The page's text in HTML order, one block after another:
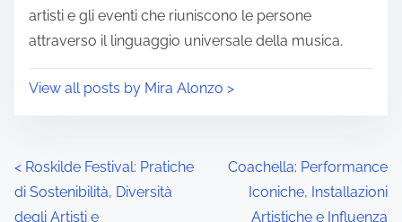
artisti e gli eventi che riuniscono le persone
attraverso il linguaggio universale della musica.
View all posts by Mira Alonzo >
Posts navigation
< Roskilde Festival: Pratiche
di Sostenibilità, Diversità
degli Artisti e
Coachella: Performance
Iconiche, Installazioni
Artistiche e Influenza